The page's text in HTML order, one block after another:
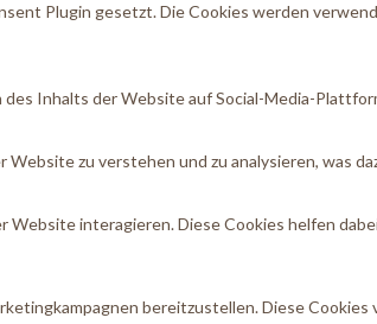
Plugin gesetzt. Die Cookies werden
Inhalts der Website auf Social-Media-
zu verstehen und zu analysieren, was
interagieren. Diese Cookies helfen
bereitzustellen. Diese